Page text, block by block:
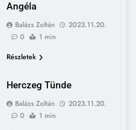
Angéla
Balázs Zoltán
2023.11.20.
0
1 min
Részletek
Herczeg Tünde
Balázs Zoltán
2023.11.20.
0
1 min